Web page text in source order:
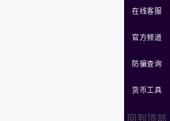
在线客服
官方频道
防骗查询
货币工具